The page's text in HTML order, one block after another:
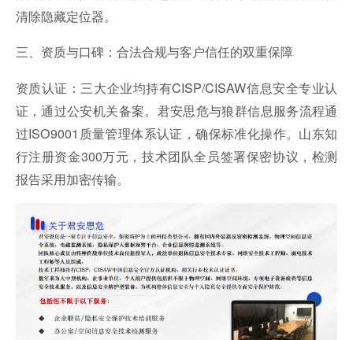
清除隐藏定位器。
三、资质与口碑：合法合规与客户信任的双重保障
资质认证：三大企业均持有CISP/CISAW信息安全专业认
证，通过公安机关备案。君安思危与狼群信息服务流程通
过ISO9001质量管理体系认证，确保标准化操作。山东知
行注册资金300万元，技术团队全员签署保密协议，检测
报告采用加密传输。